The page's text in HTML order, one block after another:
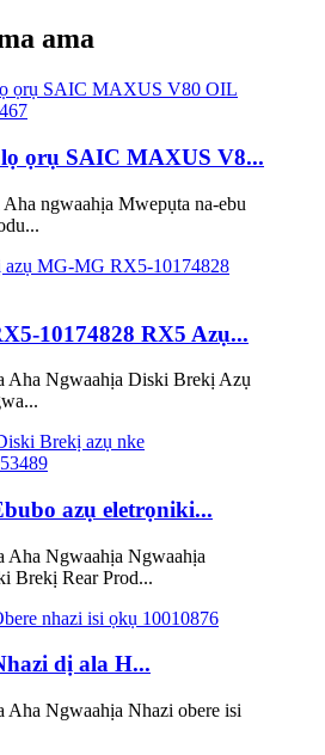
ama
ọrụ SAIC MAXUS V8...
ngwaahịa Mwepụta na-ebu
10174828 RX5 Azụ...
Aha Ngwaahịa Diski Brekị Azụ
azụ eletrọniki...
Aha Ngwaahịa Ngwaahịa
Brekị Rear Prod...
dị ala H...
Aha Ngwaahịa Nhazi obere isi